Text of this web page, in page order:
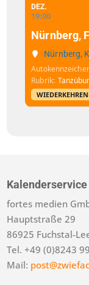
DEZ.
19:00
Nürnberg,
Nürnberg,
Rubrik
Kalenderservice
fortes medien
Hauptstraße 29
86925 Fuchstal-
Tel. +49 (0)8243
Mail: